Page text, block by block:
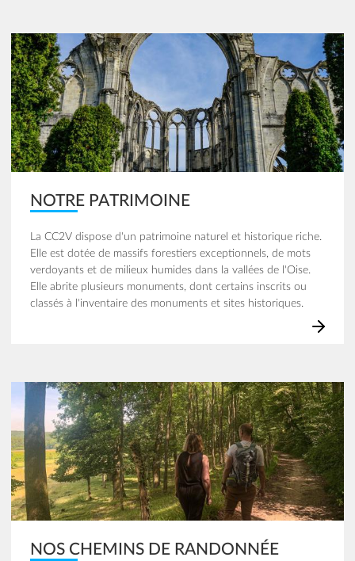
Image
NOTRE PATRIMOINE
La CC2V dispose d'un patrimoine naturel et historique riche.
Elle est dotée de massifs forestiers exceptionnels, de mots
verdoyants et de milieux humides dans la vallées de l'Oise.
Elle abrite plusieurs monuments, dont certains inscrits ou
classés à l'inventaire des monuments et sites historiques.
NOS CHEMINS DE RANDONNÉE